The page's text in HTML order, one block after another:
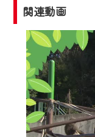
関連動画
ビス向上のた
一部コンテ
CCNetサー
ページ※』へ
す。
何卒、ご理
いたします。